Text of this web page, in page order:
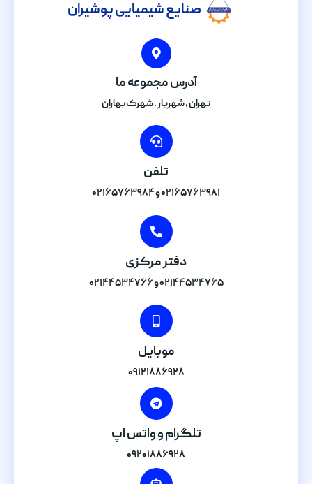
صنایع شیمیایی پوشیران
آدرس مجموعه ما
تهران , شهریار . شهرک بهاران
تلفن
۰۲۱۶۵۷۶۳۹۸۱ و ۰۲۱۶۵۷۶۳۹۸۴
دفتر مرکزی
۰۲۱۴۴۵۳۴۷۶۵ و ۰۲۱۴۴۵۳۴۷۶۶
موبایل
۰۹۱۲۱۸۸۶۹۲۸
تلگرام و واتس اپ
۰۹۲۰۱۸۸۶۹۲۸